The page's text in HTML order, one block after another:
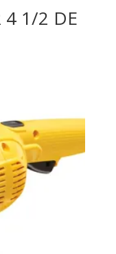
4 1/2 DE